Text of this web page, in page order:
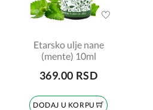
Etarsko ulje nane
(mente) 10ml
369.00 RSD
DODAJ U KORPU